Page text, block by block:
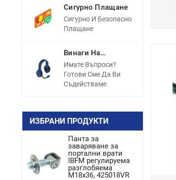
Сигурно Плащане
Сигурно И Безопасно
Плащане
Винаги На
Разположение
Имате Въпроси?
Готови Сме Да Ви
Съдействаме
ИЗБРАНИ ПРОДУКТИ
Панта за
заваряване за
портални врати
IBFM регулируема
разглобяема
M18x36, 425018VR